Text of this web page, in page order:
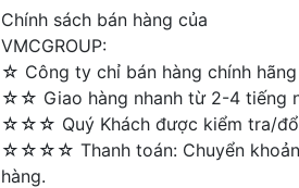
Chính sách bán hàng của
VMCGROUP:
☆ Công ty chỉ bán hàng chính
☆☆ Giao hàng nhanh từ 2-4 tiếng
☆☆☆ Quý Khách được kiểm tra/đổi
☆☆☆☆ Thanh toán: Chuyển
hàng.